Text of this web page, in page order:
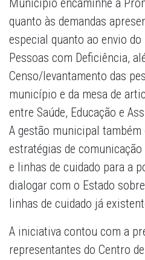
Município encaminhe à
quanto às demandas
especial quanto ao envio
Pessoas com Deficiência,
Censo/levantamento das
município e da mesa de
entre Saúde, Educação e
A gestão municipal também
estratégias de
e linhas de cuidado para a
dialogar com o Estado
linhas de cuidado já
A iniciativa contou com a
representantes do Centro